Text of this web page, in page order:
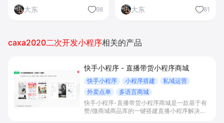
大东
98 大东 81
caxa2020二次开发小程序相关的产品
快手小程序 - 直播带货小程序商城
快手小程序 小程序搭建
私域运营
外卖点单
多语言商城
快手小程序-直播带货小程序商城是一款基于有
赞/微商城商品库的一键搭建直播小程序解决方